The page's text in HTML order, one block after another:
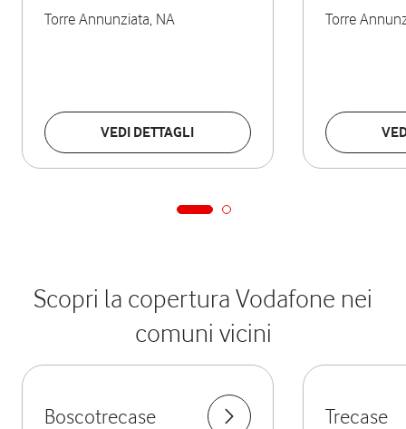
Torre Annunziata, NA
VEDI DETTAGLI
Torre
Scopri la copertura Vodafone nei
comuni vicini
Boscotrecase Trecase